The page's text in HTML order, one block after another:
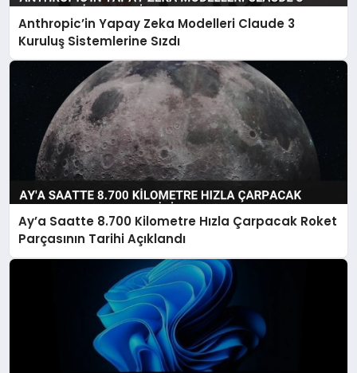
Anthropic’in Yapay Zeka Modelleri Claude 3
Kuruluş Sistemlerine Sızdı
Ay’a Saatte 8.700 Kilometre Hızla Çarpacak Roket
Parçasının Tarihi Açıklandı